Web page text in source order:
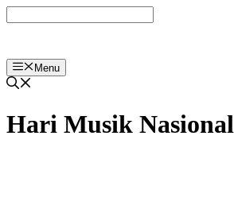
ke
Menu
Hari Musik Nasional